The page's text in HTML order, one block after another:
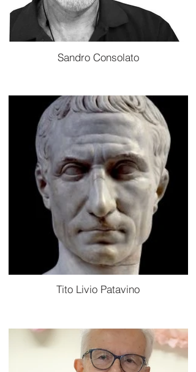
Sandro Consolato
Tito Livio Patavino